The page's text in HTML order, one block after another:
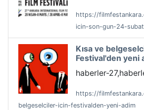
https://
icin-son-gun-24-
Kısa ve
Festival'den yeni
haberler-
https://
belgeselciler-icin-festivalden-yeni-adim